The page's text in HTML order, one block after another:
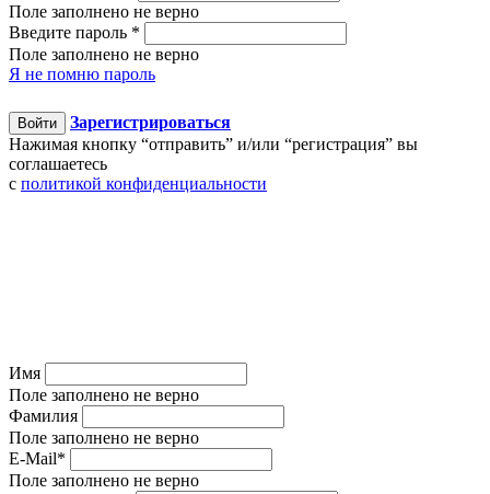
Поле заполнено не верно
Введите пароль *
Поле заполнено не верно
Я не помню пароль
Войти
Зарегистрироваться
Нажимая кнопку “отправить” и/или “регистрация” вы
соглашаетесь
c политикой конфиденциальности
Имя
Поле заполнено не верно
Фамилия
Поле заполнено не верно
E-Mail*
Поле заполнено не верно